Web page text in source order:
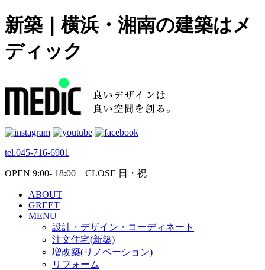
新築｜横浜・湘南の建築はメ
ディック
tel.045-716-6901
OPEN 9:00- 18:00 CLOSE 日・祝
ABOUT
GREET
MENU
設計・デザイン・コーディネート
注文住宅(新築)
増改築(リノベーション)
リフォーム